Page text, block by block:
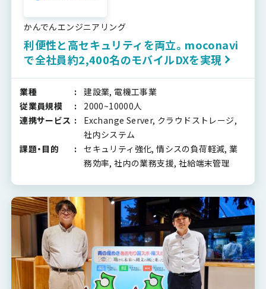
かんでんエンジニアリング
利便性と高セキュリティを両立。moconavi
で全社員約2,400名のモバイルDXを実現
業種
建設業, 電機工事業
従業員規模
2000~10000人
連携サービス
Exchange Server, クラウドストレージ,
社内システム
課題・目的
セキュリティ強化, 情シスの負荷軽減, 業
務効率, 社内の業務支援, 社給端末管理